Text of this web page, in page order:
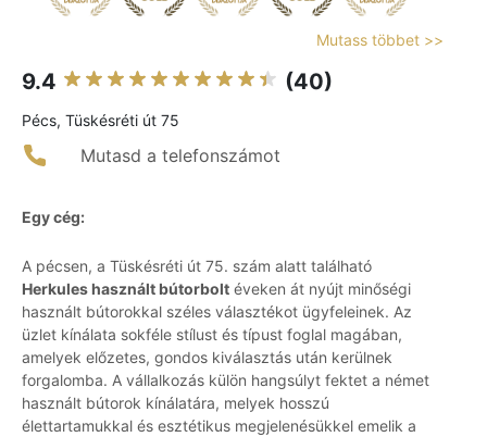
Mutass többet >>
9.4 (40)
Pécs, Tüskésréti út 75
Mutasd a telefonszámot
Egy cég:
A pécsen, a Tüskésréti út 75. szám alatt található
Herkules használt bútorbolt éveken át nyújt minőségi
használt bútorokkal széles választékot ügyfeleinek. Az
üzlet kínálata sokféle stílust és típust foglal magában,
amelyek előzetes, gondos kiválasztás után kerülnek
forgalomba. A vállalkozás külön hangsúlyt fektet a német
használt bútorok kínálatára, melyek hosszú
élettartamukkal és esztétikus megjelenésükkel emelik a